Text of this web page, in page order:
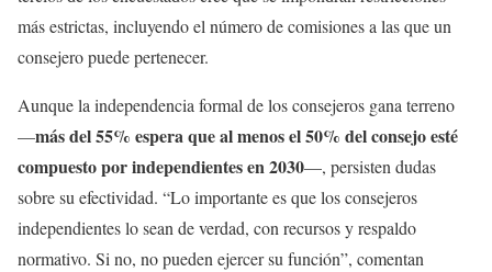
más estrictas, incluyendo el número de comisiones a las que un
consejero puede pertenecer.
Aunque la independencia formal de los consejeros gana terreno
—más del 55% espera que al menos el 50% del consejo esté
compuesto por independientes en 2030—, persisten dudas
sobre su efectividad. “Lo importante es que los consejeros
independientes lo sean de verdad, con recursos y respaldo
normativo. Si no, no pueden ejercer su función”, comentan